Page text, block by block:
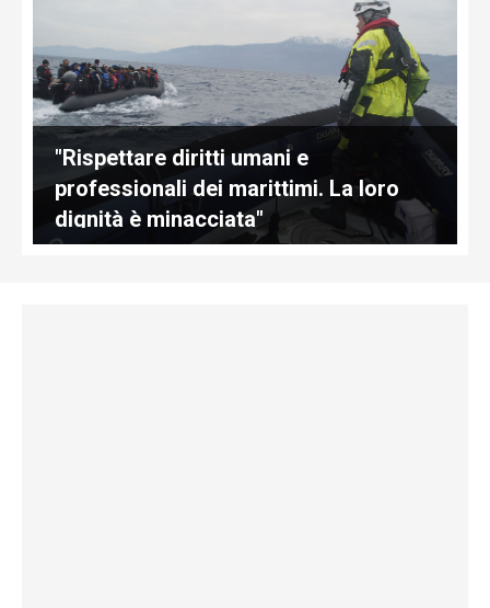
"Rispettare diritti umani e
professionali dei marittimi. La loro
dignità è minacciata"